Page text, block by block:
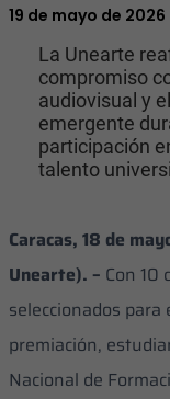
19 de mayo de 2026
La Unearte
compromiso
audiovisual y
emergente
participación
talento
Caracas, 18 de
Unearte). – Con 10
seleccionados
premiación,
Nacional de